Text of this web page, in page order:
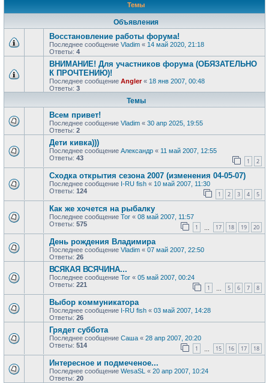
Темы
Объявления
Восстановление работы форума!
Последнее сообщение Vladim « 14 май 2020, 21:18
Ответы: 4
ВНИМАНИЕ! Для участников форума (ОБЯЗАТЕЛЬНО
К ПРОЧТЕНИЮ)!
Последнее сообщение Angler« 18 янв 2007, 00:48
Ответы: 3
Темы
Всем привет!
Последнее сообщение Vladim « 30 апр 2025, 19:55
Ответы: 2
Дети кивка)))
Последнее сообщение Александр « 11 май 2007, 12:55
Ответы: 43 1 2
Сходка открытия сезона 2007 (изменения 04-05-07)
Последнее сообщение I-RU fish « 10 май 2007, 11:30
Ответы: 124 1 2 3 4 5
Как же хочется на рыбалку
Последнее сообщение Tor « 08 май 2007, 11:57
Ответы: 575 1 17 18 19 20
День рождения Владимира
Последнее сообщение Vladim « 07 май 2007, 22:50
Ответы: 26
ВСЯКАЯ ВСЯЧИНА...
Последнее сообщение Tor « 05 май 2007, 00:24
Ответы: 221 1 5 6 7 8
Выбор коммуникатора
Последнее сообщение I-RU fish « 03 май 2007, 14:28
Ответы: 26
Грядет суббота
Последнее сообщение Саша « 28 апр 2007, 20:20
Ответы: 514 1 15 16 17 18
Интересное и подмеченое...
Последнее сообщение WesaSL « 20 апр 2007, 10:24
Ответы: 20